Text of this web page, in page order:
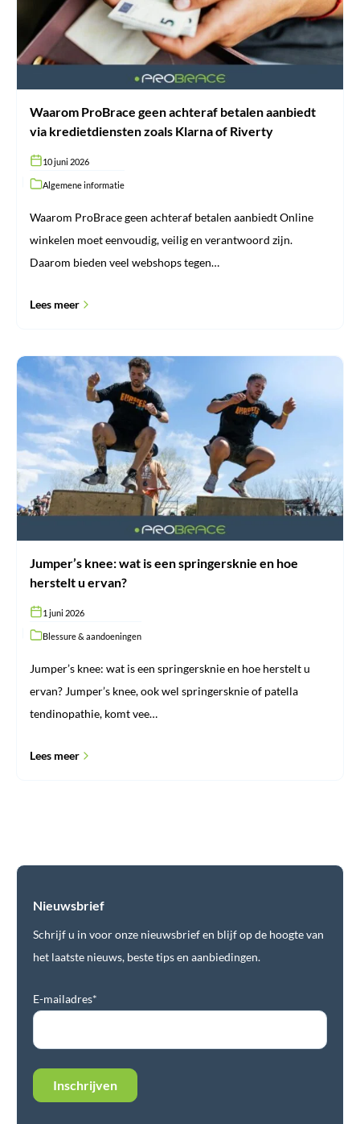
kredietdiensten
zoals
Klarna
of
Riverty
Waarom ProBrace geen achteraf betalen aanbiedt
via kredietdiensten zoals Klarna of Riverty
10 juni 2026
Algemene informatie
Waarom ProBrace geen achteraf betalen aanbiedt Online
winkelen moet eenvoudig, veilig en verantwoord zijn.
Daarom bieden veel webshops tegen…
Lees meer
Jumper’s
knee:
wat
is
een
springersknie
en
hoe
herstelt
u
ervan?
Jumper’s knee: wat is een springersknie en hoe
herstelt u ervan?
1 juni 2026
Blessure & aandoeningen
Jumper’s knee: wat is een springersknie en hoe herstelt u
ervan? Jumper’s knee, ook wel springersknie of patella
tendinopathie, komt vee…
Lees meer
Nieuwsbrief
Schrijf u in voor onze nieuwsbrief en blijf op de hoogte van
het laatste nieuws, beste tips en aanbiedingen.
E-mailadres*